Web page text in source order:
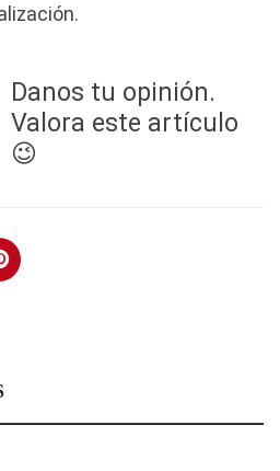
Danos tu opinión.
Valora este artículo
😉